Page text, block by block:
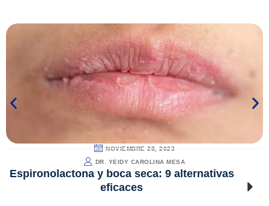
NOVIEMBRE 28, 2023
DR. YEIDY CAROLINA MESA
Espironolactona y boca seca: 9 alternativas
eficaces